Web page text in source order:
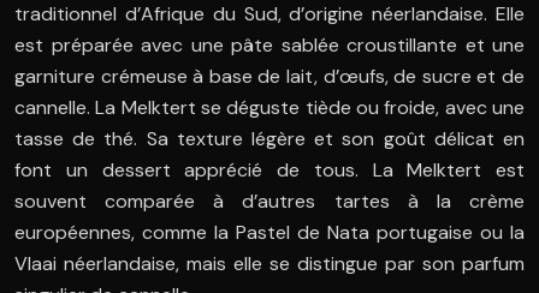
traditionnel d’Afrique du Sud, d’origine néerlandaise. Elle
est préparée avec une pâte sablée croustillante et une
garniture crémeuse à base de lait, d’œufs, de sucre et de
cannelle. La Melktert se déguste tiède ou froide, avec une
tasse de thé. Sa texture légère et son goût délicat en
font un dessert apprécié de tous. La Melktert est
souvent comparée à d’autres tartes à la crème
européennes, comme la Pastel de Nata portugaise ou la
Vlaai néerlandaise, mais elle se distingue par son parfum